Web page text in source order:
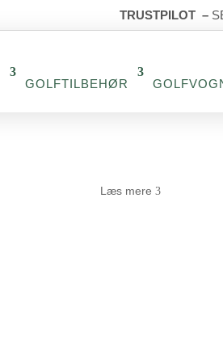
TRUSTPILOT –
GOLFTILBEHØR
Læs mere 3